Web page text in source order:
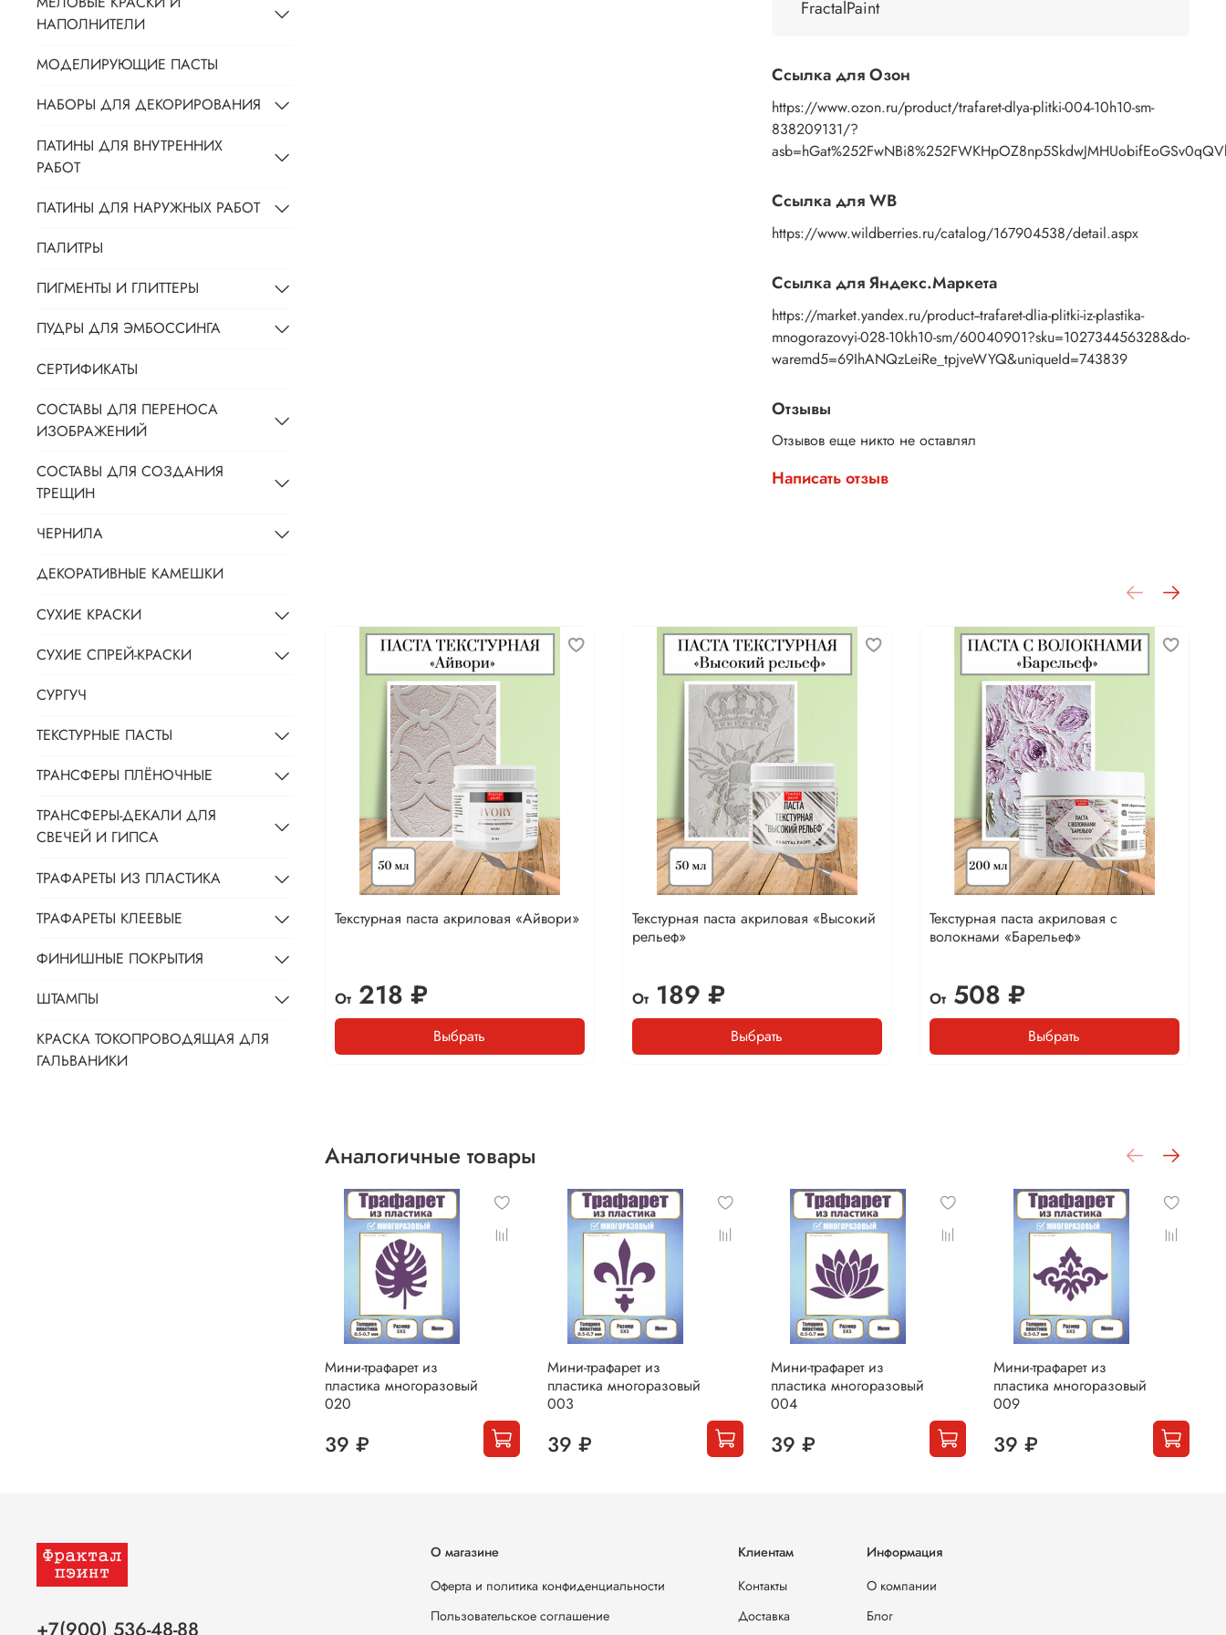
Применение:
промыть трафарет под теплой водой с моющим
средством, затем просушить бумажным полотенцем.
FractalPaint
Ссылка для Озон
https://www.ozon.ru/product/trafaret-dlya-plitki-004-10h10-sm-
838209131/?
Ссылка для WB
https://www.wildberries.ru/catalog/167904538/detail.aspx
Ссылка для Яндекс.Маркета
https://market.yandex.ru/product--trafaret-dlia-plitki-iz-plastika-
mnogorazovyi-028-10kh10-sm/60040901?sku=102734456328&do-
waremd5=69IhANQzLeiRe_tpjveWYQ&uniqueId=743839
Отзывы
Отзывов еще никто не оставлял
Написать отзыв
Текстурная паста акриловая «Айвори»
От218 ₽
Выбрать
Текстурная паста акриловая «Высокий
рельеф»
От189 ₽
Выбрать
Текстурная паста акриловая с
волокнами «Барельеф»
От508 ₽
Выбрать
Аналогичные товары
Мини-трафарет из
пластика многоразовый
020
39 ₽
Мини-трафарет из
пластика многоразовый
003
39 ₽
Мини-трафарет из
пластика многоразовый
004
39 ₽
Мини-трафарет из
пластика многоразовый
009
39 ₽
НАПОЛНИТЕЛИ
МОДЕЛИРУЮЩИЕ ПАСТЫ
НАБОРЫ ДЛЯ ДЕКОРИРОВАНИЯ
ПАТИНЫ ДЛЯ ВНУТРЕННИХ
РАБОТ
ПАТИНЫ ДЛЯ НАРУЖНЫХ РАБОТ
ПАЛИТРЫ
ПИГМЕНТЫ И ГЛИТТЕРЫ
ПУДРЫ ДЛЯ ЭМБОССИНГА
СЕРТИФИКАТЫ
СОСТАВЫ ДЛЯ ПЕРЕНОСА
ИЗОБРАЖЕНИЙ
СОСТАВЫ ДЛЯ СОЗДАНИЯ
ТРЕЩИН
ЧЕРНИЛА
ДЕКОРАТИВНЫЕ КАМЕШКИ
СУХИЕ КРАСКИ
СУХИЕ СПРЕЙ-КРАСКИ
СУРГУЧ
ТЕКСТУРНЫЕ ПАСТЫ
ТРАНСФЕРЫ ПЛЁНОЧНЫЕ
ТРАНСФЕРЫ-ДЕКАЛИ ДЛЯ
СВЕЧЕЙ И ГИПСА
ТРАФАРЕТЫ ИЗ ПЛАСТИКА
ТРАФАРЕТЫ КЛЕЕВЫЕ
ФИНИШНЫЕ ПОКРЫТИЯ
ШТАМПЫ
КРАСКА ТОКОПРОВОДЯЩАЯ ДЛЯ
ГАЛЬВАНИКИ
О магазине
Оферта и политика конфиденциальности
Пользовательское соглашение
Клиентам
Контакты
Доставка
Информация
О компании
Блог